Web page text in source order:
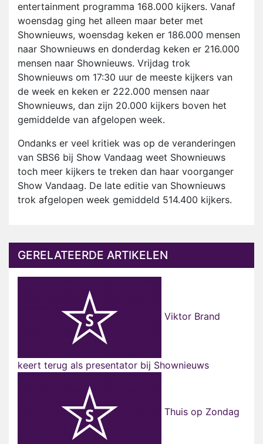
entertainment programma 168.000 kijkers. Vanaf
woensdag ging het alleen maar beter met
Shownieuws, woensdag keken er 186.000 mensen
naar Shownieuws en donderdag keken er 216.000
mensen naar Shownieuws. Vrijdag trok
Shownieuws om 17:30 uur de meeste kijkers van
de week en keken er 222.000 mensen naar
Shownieuws, dan zijn 20.000 kijkers boven het
gemiddelde van afgelopen week.
Ondanks er veel kritiek was op de veranderingen
van SBS6 bij Show Vandaag weet Shownieuws
toch meer kijkers te treken dan haar voorganger
Show Vandaag. De late editie van Shownieuws
trok afgelopen week gemiddeld 514.400 kijkers.
GERELATEERDE ARTIKELEN
Viktor Brand
keert terug als presentator bij Shownieuws
Thuis op Zondag